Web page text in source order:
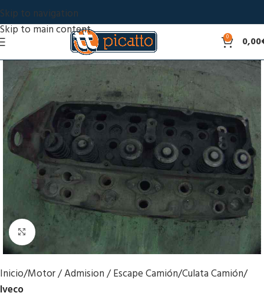
Skip to navigation
Skip to main content
0 0,00
Click to enlarge
Inicio Motor / Admision / Escape Camión Culata Camión
Iveco